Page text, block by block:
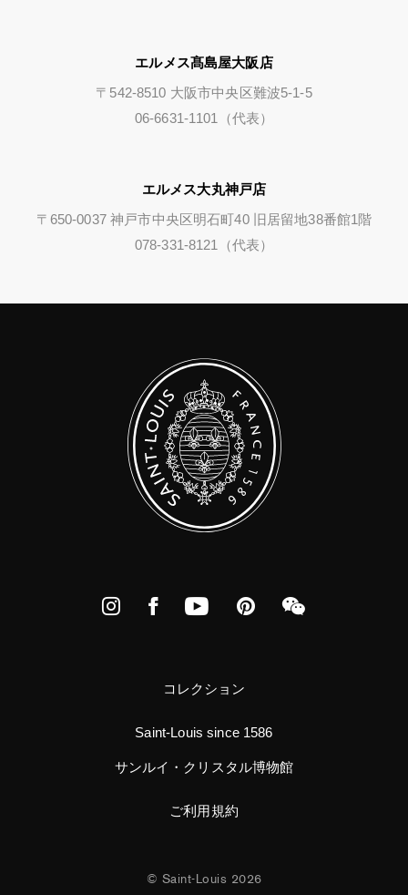
エルメス髙島屋大阪店
〒542-8510 大阪市中央区難波5-1-5
06-6631-1101（代表）
エルメス大丸神戸店
〒650-0037 神戸市中央区明石町40 旧居留地38番館1階
078-331-8121（代表）
InstagramFacebookYouTubePinterest
コレクション
Saint-Louis since 1586
サンルイ・クリスタル博物館
ご利用規約
© Saint-Louis 2026